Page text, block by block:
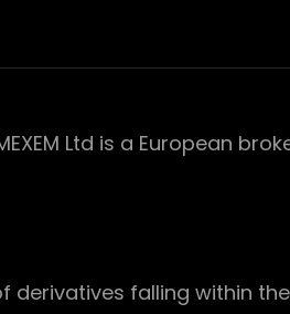
Ltd is a European
falling within